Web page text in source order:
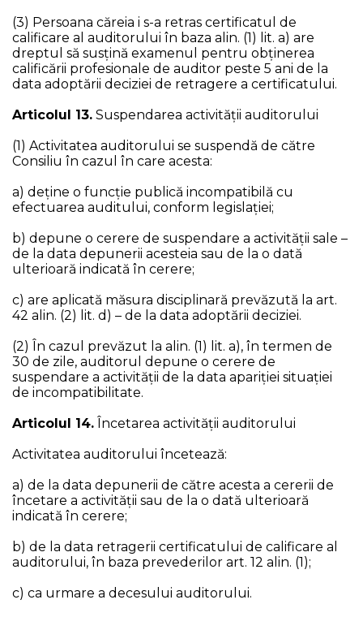
(3) Persoana căreia i s-a retras certificatul de
calificare al auditorului în baza alin. (1) lit. a) are
dreptul să susţină examenul pentru obținerea
calificării profesionale de auditor peste 5 ani de la
data adoptării deciziei de retragere a certificatului.
Articolul 13. Suspendarea activităţii auditorului
(1) Activitatea auditorului se suspendă de către
Consiliu în cazul în care acesta:
a) deţine o funcţie publică incompatibilă cu
efectuarea auditului, conform legislaţiei;
b) depune o cerere de suspendare a activităţii sale –
de la data depunerii acesteia sau de la o dată
ulterioară indicată în cerere;
c) are aplicată măsura disciplinară prevăzută la art.
42 alin. (2) lit. d) – de la data adoptării deciziei.
(2) În cazul prevăzut la alin. (1) lit. a), în termen de
30 de zile, auditorul depune o cerere de
suspendare a activității de la data apariției situației
de incompatibilitate.
Articolul 14. Încetarea activităţii auditorului
Activitatea auditorului încetează:
a) de la data depunerii de către acesta a cererii de
încetare a activității sau de la o dată ulterioară
indicată în cerere;
b) de la data retragerii certificatului de calificare al
auditorului, în baza prevederilor art. 12 alin. (1);
c) ca urmare a decesului auditorului.